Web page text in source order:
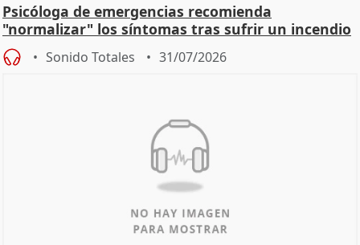
Psicóloga de emergencias recomienda
"normalizar" los síntomas tras sufrir un incendio
Sonido Totales 31/07/2026